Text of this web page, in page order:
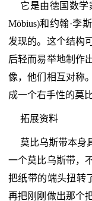
它是由德国数学
Möbius)和约翰·李
发现的。这个结构
后轻而易举地制作
像，他们相互对称
成一个右手性的莫
拓展资料
莫比乌斯带本身
一个莫比乌斯带，
把纸带的端头扭转
再把刚刚做出那个